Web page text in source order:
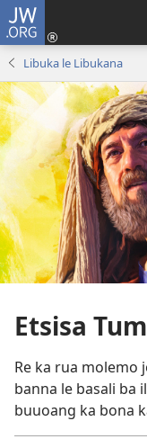
JW.ORG
Libuka le Libukana
Etsisa
Re ka rua molemo
banna le basali ba
buuoang ka bona